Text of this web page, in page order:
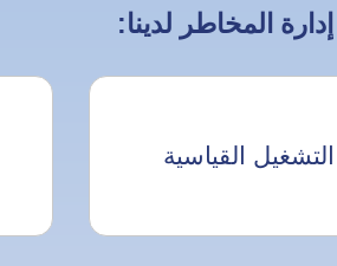
المخاطر لدينا:
القياسية